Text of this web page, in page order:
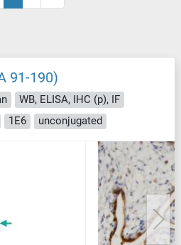
91-190)
WB, ELISA, IHC (p), IF
1E6 unconjugated